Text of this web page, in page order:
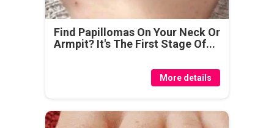
Find Papillomas On Your Neck Or
Armpit? It's The First Stage Of...
More details